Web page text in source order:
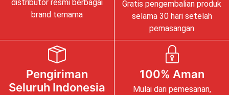
distributor resmi berbagai
brand ternama
Gratis pengembalian produk
selama 30 hari setelah
pemasangan
Pengiriman
Seluruh Indonesia
100% Aman
Mulai dari pemesanan,